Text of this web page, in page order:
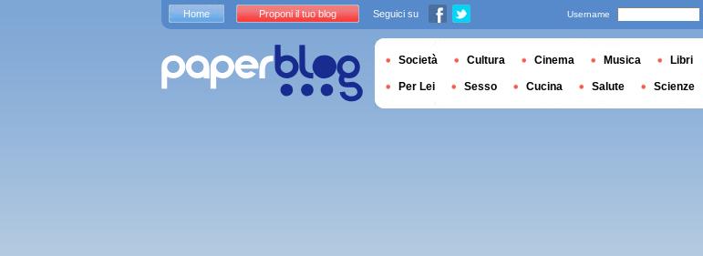
Home Proponi il tuo blog Seguici su Username
Società Cultura Cinema Musica Libri
Per Lei Sesso Cucina Salute Scienze